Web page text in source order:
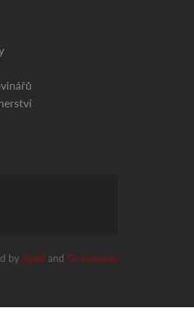
byAppli andGo bananas